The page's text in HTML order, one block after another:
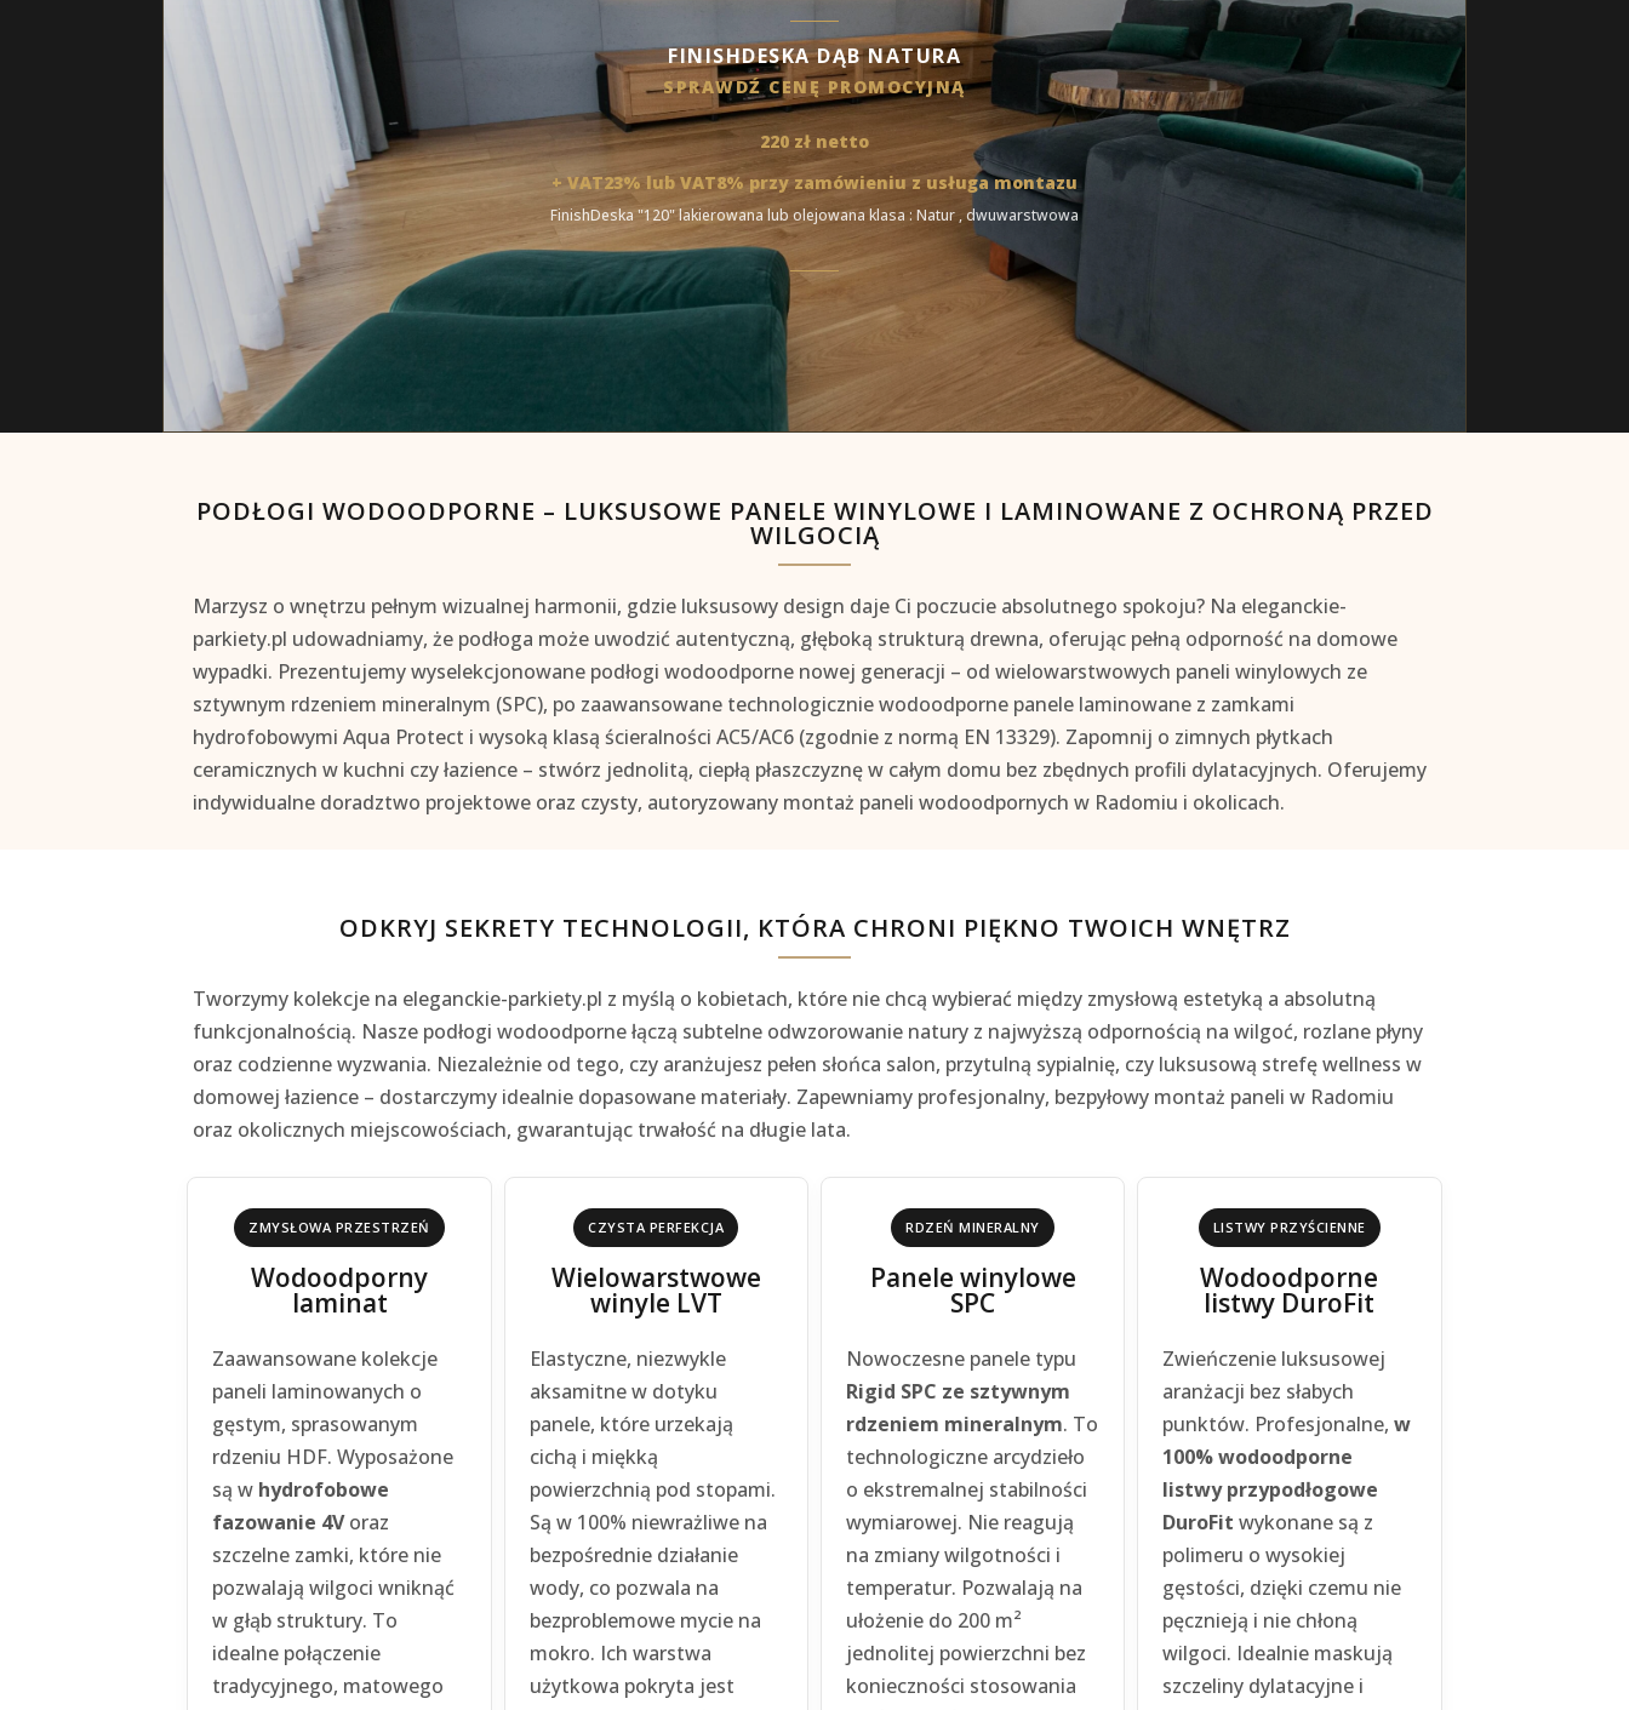
FINISHDESKA DĄB NATURA
SPRAWDŹ CENĘ PROMOCYJNĄ
220 zł netto
+ VAT23% lub VAT8% przy zamówieniu z usługa montazu
FinishDeska "120" lakierowana lub olejowana klasa : Natur , dwuwarstwowa
PODŁOGI WODOODPORNE – LUKSUSOWE PANELE WINYLOWE I LAMINOWANE Z OCHRONĄ PRZED
WILGOCIĄ
Marzysz o wnętrzu pełnym wizualnej harmonii, gdzie luksusowy design daje Ci poczucie absolutnego spokoju? Na eleganckie-
parkiety.pl udowadniamy, że podłoga może uwodzić autentyczną, głęboką strukturą drewna, oferując pełną odporność na domowe
wypadki. Prezentujemy wyselekcjonowane podłogi wodoodporne nowej generacji – od wielowarstwowych paneli winylowych ze
sztywnym rdzeniem mineralnym (SPC), po zaawansowane technologiczniewodoodporne panele laminowane z zamkami
hydrofobowymi Aqua Protect i wysoką klasą ścieralności AC5/AC6 (zgodnie z normą EN 13329). Zapomnij o zimnych płytkach
ceramicznych w kuchni czy łazience – stwórz jednolitą, ciepłą płaszczyznę w całym domu bez zbędnych profili dylatacyjnych. Oferujemy
indywidualne doradztwo projektowe oraz czysty, autoryzowany montaż paneli wodoodpornych w Radomiu i okolicach.
ODKRYJ SEKRETY TECHNOLOGII, KTÓRA CHRONI PIĘKNO TWOICH WNĘTRZ
Tworzymy kolekcje na eleganckie-parkiety.pl z myślą o kobietach, które nie chcą wybierać między zmysłową estetyką a absolutną
funkcjonalnością. Nasze podłogi wodoodporne łączą subtelne odwzorowanie natury z najwyższą odpornością na wilgoć, rozlane płyny
oraz codzienne wyzwania. Niezależnie od tego, czy aranżujesz pełen słońca salon, przytulną sypialnię, czy luksusową strefę wellness w
domowej łazience – dostarczymy idealnie dopasowane materiały. Zapewniamy profesjonalny, bezpyłowy montaż paneli w Radomiu
oraz okolicznych miejscowościach, gwarantując trwałość na długie lata.
ZMYSŁOWA PRZESTRZEŃ
Wodoodporny
laminat
Zaawansowane kolekcje
paneli laminowanych o
gęstym, sprasowanym
rdzeniu HDF. Wyposażone
są w hydrofobowe
fazowanie 4Voraz
szczelne zamki, które nie
pozwalają wilgoci wniknąć
w głąb struktury. To
idealne połączenie
tradycyjnego, matowego
CZYSTA PERFEKCJA
Wielowarstwowe
winyle LVT
Elastyczne, niezwykle
aksamitne w dotyku
panele, które urzekają
cichą i miękką
powierzchnią pod stopami.
Są w 100% niewrażliwe na
bezpośrednie działanie
wody, co pozwala na
bezproblemowe mycie na
mokro. Ich warstwa
użytkowa pokryta jest
RDZEŃ MINERALNY
Panele winylowe
SPC
Nowoczesne panele typu
Rigid SPC ze sztywnym
rdzeniem mineralnym. To
technologiczne arcydzieło
o ekstremalnej stabilności
wymiarowej. Nie reagują
na zmiany wilgotności i
temperatur. Pozwalają na
ułożenie do 200 m²
jednolitej powierzchni bez
konieczności stosowania
LISTWY PRZYŚCIENNE
Wodoodporne
listwy DuroFit
Zwieńczenie luksusowej
aranżacji bez słabych
punktów. Profesjonalne,w
100% wodoodporne
listwy przypodłogowe
DuroFit wykonane są z
polimeru o wysokiej
gęstości, dzięki czemu nie
pęcznieją i nie chłoną
wilgoci. Idealnie maskują
szczeliny dylatacyjne i